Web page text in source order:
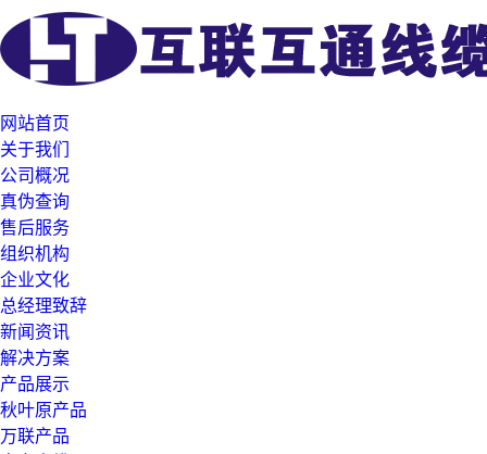
网站首页
关于我们
公司概况
真伪查询
售后服务
组织机构
企业文化
总经理致辞
新闻资讯
解决方案
产品展示
秋叶原产品
万联产品